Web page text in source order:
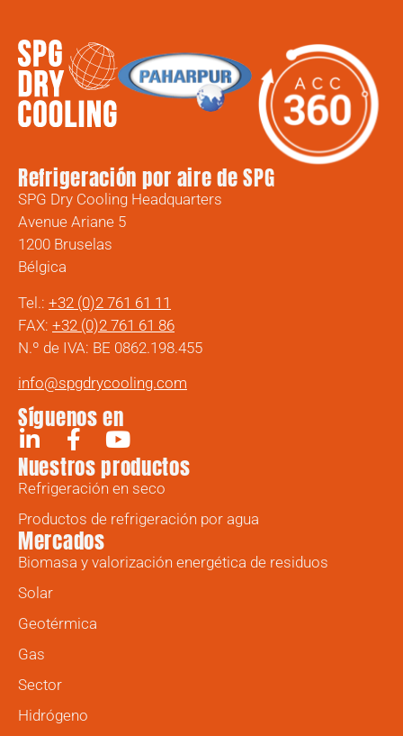
Refrigeración por aire de SPG
SPG Dry Cooling Headquarters
Avenue Ariane 5
1200 Bruselas
Bélgica
Tel.: +32 (0)2 761 61 11
FAX: +32 (0)2 761 61 86
N.º de IVA: BE 0862.198.455
info@spgdrycooling.com
Síguenos en
Nuestros productos
Refrigeración en seco
Productos de refrigeración por agua
Mercados
Biomasa y valorización energética de residuos
Solar
Geotérmica
Gas
Sector
Hidrógeno